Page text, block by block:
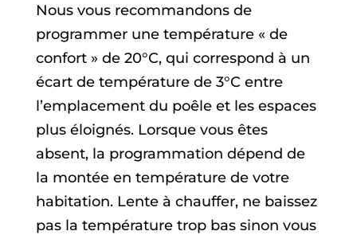
Nous vous recommandons de
programmer une température « de
confort » de 20°C, qui correspond à un
écart de température de 3°C entre
l’emplacement du poêle et les espaces
plus éloignés. Lorsque vous êtes
absent, la programmation dépend de
la montée en température de votre
habitation. Lente à chauffer, ne baissez
pas la température trop bas sinon vous